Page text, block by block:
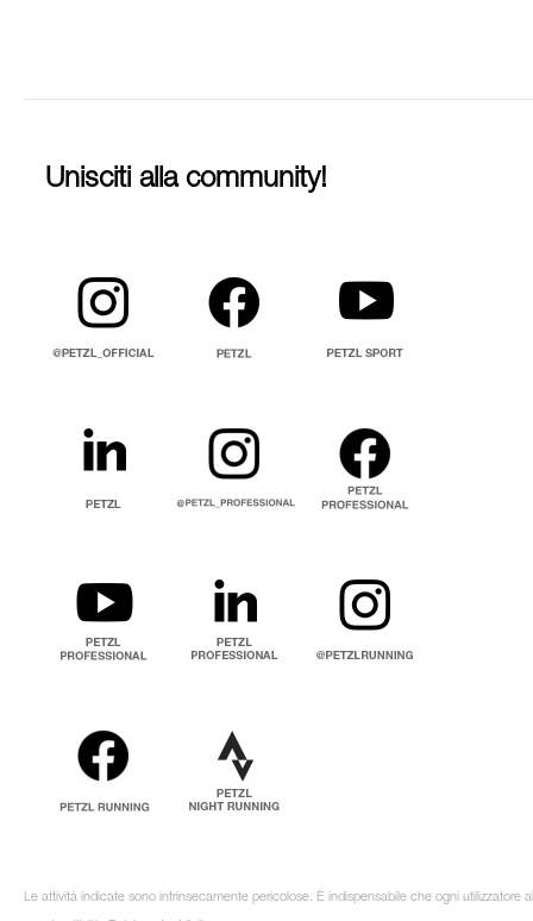
Unisciti alla community!
Le attività indicate sono intrinsecamente pericolose. È indispensabile che ogni utilizzatore